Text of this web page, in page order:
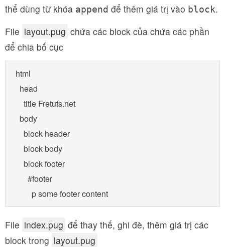
thể dùng từ khóa append để thêm giá trị vào block.
File layout.pug chứa các block của chứa các phần
để chia bố cục
html
  head
    title Fretuts.net
  body
    block header
    block body
    block footer
      #footer
        p some footer content
File index.pug để thay thế, ghi đè, thêm giá trị các
block trong layout.pug